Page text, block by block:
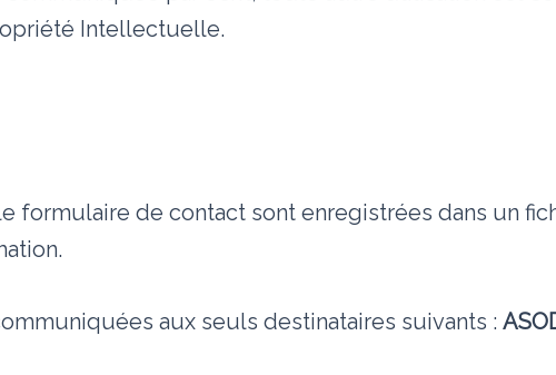
Intellectuelle.
formulaire de contact sont enregistrées dans un
aux seuls destinataires suivants :